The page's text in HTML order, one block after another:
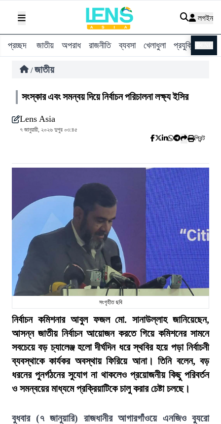
লগইন
প্রচ্ছদ জাতীয় অপরাধ রাজনীতি ব্যবসা খেলাধুলা প্রযুক্তি
/ জাতীয়
সংস্কার এবং সমন্বয় দিয়ে নির্বাচন পরিচালনা লক্ষ্য ইসির
Lens Asia
৭ জানুয়ারী, ২০২৬ দুপুর ০৩:৪৫
প্রিন্ট
সংগৃহীত ছবি
নির্বাচন কমিশনার আবুল ফজল মো. সানাউল্লাহ জানিয়েছেন,
আসন্ন জাতীয় নির্বাচন আয়োজন করতে গিয়ে কমিশনের সামনে
সবচেয়ে বড় চ্যালেঞ্জ হলো দীর্ঘদিন ধরে স্থবির হয়ে পড়া নির্বাচনী
ব্যবস্থাকে কার্যকর অবস্থায় ফিরিয়ে আনা। তিনি বলেন, বড়
ধরনের পুনর্গঠনের সুযোগ না থাকলেও প্রয়োজনীয় কিছু পরিবর্তন
ও সমন্বয়ের মাধ্যমে প্রক্রিয়াটিকে চালু করার চেষ্টা চলছে।
বুধবার (৭ জানুয়ারি) রাজধানীর আগারগাঁওয়ে এনজিও ব্যুরো